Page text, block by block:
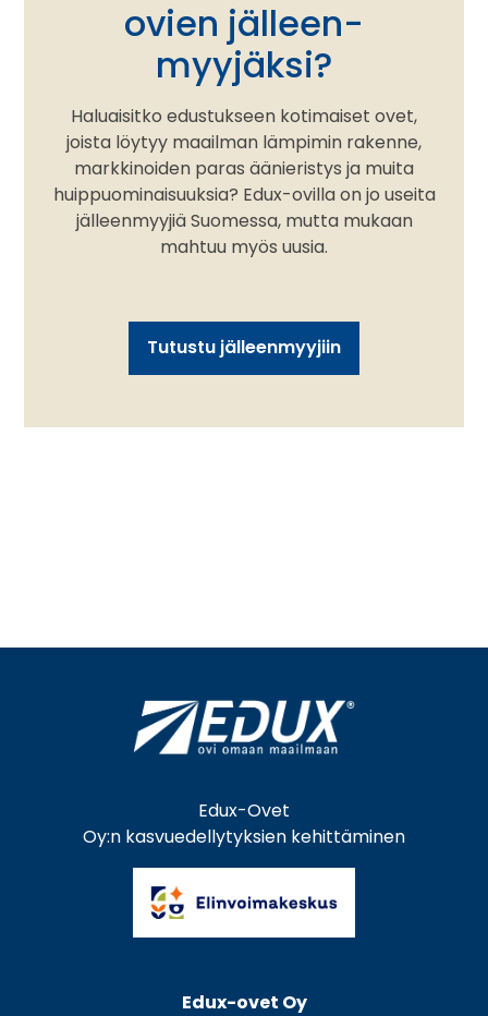
ovien jälleen­
myyjäksi?
Haluaisitko edustukseen kotimaiset ovet,
joista löytyy maailman lämpimin rakenne,
markkinoiden paras äänieristys ja muita
huippuominaisuuksia? Edux-ovilla on jo useita
jälleenmyyjiä Suomessa, mutta mukaan
mahtuu myös uusia.
Tutustu jälleenmyyjiin
Edux-Ovet
Oy:n kasvuedellytyksien kehittäminen
Edux-ovet Oy